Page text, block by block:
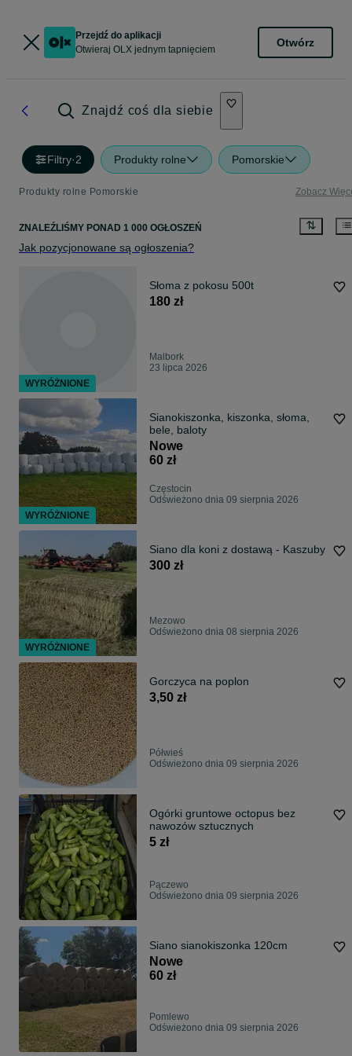
Przejdź do aplikacji
Otwieraj OLX jednym tapnięciem
Otwórz
Znajdź coś dla siebie
Filtry·2 Produkty rolne Pomorskie
Produkty rolne Pomorskie Zobacz
ZNALEŹLIŚMY PONAD 1 000 OGŁOSZEŃ
Jak pozycjonowane są ogłoszenia?
Słoma z pokosu 500t
180 zł
Malbork
23 lipca 2026
Sianokiszonka, kiszonka, słoma,
bele, baloty
Nowe
60 zł
Częstocin
Odświeżono dnia 09 sierpnia 2026
Siano dla koni z dostawą - Kaszuby
300 zł
Mezowo
Odświeżono dnia 08 sierpnia 2026
Gorczyca na poplon
3,50 zł
Półwieś
Odświeżono dnia 09 sierpnia 2026
Ogórki gruntowe octopus bez
nawozów sztucznych
5 zł
Pączewo
Odświeżono dnia 09 sierpnia 2026
Siano sianokiszonka 120cm
Nowe
60 zł
Pomlewo
Odświeżono dnia 09 sierpnia 2026
WYRÓŻNIONE
WYRÓŻNIONE
WYRÓŻNIONE